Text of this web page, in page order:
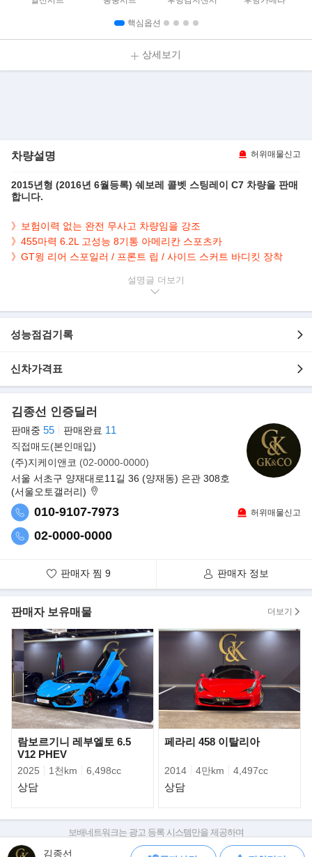
핵심옵션
상세보기
차량설명 허위매물신고
2015년형 (2016년 6월등록) 쉐보레 콜벳 스팅레이 C7 차량을 판매
합니다.
》보험이력 없는 완전 무사고 차량임을 강조
》455마력 6.2L 고성능 8기통 아메리칸 스포츠카
》GT윙 리어 스포일러 / 프론트 립 / 사이드 스커트 바디킷 장착
- 타르가 탑 (탈착식 루프)
- GT윙 리어 스포일러 / 프론트 립 / 사이드 스커트 바디킷 장착
- 카본 패턴 인테리어 트림
- 통풍 / 열선 시트, 듀얼 존 풀오토 에어컨
- 퍼포먼스 데이터 레코더 / 드라이브 모드 셀렉터
- 8인치 인포테인먼트 (라디오/미디어/내비)
아메리칸 스포츠카의 정수, 6.2L V8 자연흡기 엔진이 선사하는 묵직
한 사운드와
퍼포먼스는 요즘 시대에 더이상 만나기 힘든 감동을 전합니다.
화이트 외장에 레드 가죽 인테리어 조합, 그리고 GT윙 스포일러와
바디킷까지 장착되어,
순정의 클래식함과 서킷 감성을 동시에 갖춘 특별한 차량입니다.
▶자주 묻는 질문
의 순수한 사운드를 들려주는 차량은 점점 만나기 어려워지고 있습
니다. C7 스팅레이는 합리적인 가격으로 V8 스포츠카 감성을 누릴
룩은 어디서든 시선을 사로잡습니다.
- 튜닝이나 랩핑, PPF 등 다른 작업사항이 있나요?
GT윙 리어 스포일러, 프론트 립, 사이드 스커트 바디킷이 장착되어
있습니다.
- 옵션은 뭐가 들어있나요?
통풍·열선시트 / 듀얼 존 풀오토 에어컨 / HUD형 컬러 클러스터 / 8
인치 인포테인먼트
- 사고나 교환 이력은 있나요?
보험이력 0원 완전한 무사고 차량입니다.
- 차량은 매장에 가면 바로 볼 수 있나요?
해당 차량은 전시 차량으로, 방문 전 미리 연락을 주시면 차량 안내
도와드리겠습니다.
액에 대한 3% 추가 비용 있습니다.
설명글
성능점검기록
신차가격표
김종선 인증딜러
판매중 55 판매완료 11
직접매도(본인매입)
(주)지케이앤코 (02-0000-0000)
서울 서초구 양재대로11길 36 (양재동) 은관 308호
(서울오토갤러리)
010-9107-7973
02-0000-0000
허위매물신고
판매자 찜 9 판매자 정보
판매자 보유매물 더보기
람보르기니 레부엘토 6.5
V12 PHEV
2025 1천km 6,498cc
상담
페라리 458 이탈리아
2014 4만km 4,497cc
상담
김종선
보배네트워크는 광고 등록 시스템만을 제공하며
판매자가 직접 등록한 내용에 대한 모든 책임은 판매자에게 있습니다.